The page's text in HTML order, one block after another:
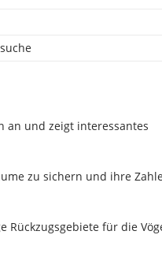
an und zeigt interessantes
zu sichern und ihre
Rückzugsgebiete für die